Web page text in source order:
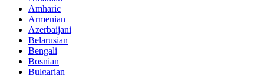
Amharic
Armenian
Azerbaijani
Belarusian
Bengali
Bosnian
Bulgarian